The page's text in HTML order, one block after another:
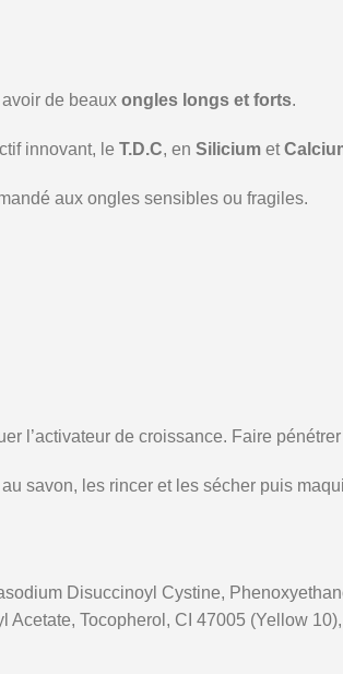
de beaux ongles longs et forts.
innovant, le T.D.C, en Silicium et
aux ongles sensibles ou fragiles.
l’activateur de croissance. Faire
savon, les rincer et les sécher puis
Disuccinoyl Cystine,
Acetate, Tocopherol, CI 47005 (Yellow